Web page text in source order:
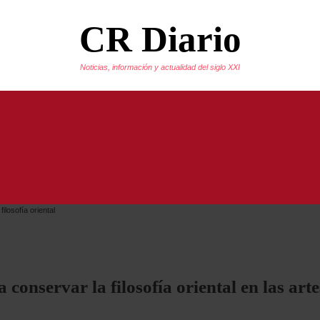
CR Diario
Noticias, información y actualidad del siglo XXI
la filosofía oriental en las